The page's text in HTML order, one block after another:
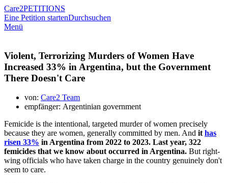
Care2PETITIONS
Eine Petition startenDurchsuchen
Menü
Violent, Terrorizing Murders of Women Have
Increased 33% in Argentina, but the Government
There Doesn't Care
von: Care2 Team
empfänger: Argentinian government
Femicide is the intentional, targeted murder of women precisely
because they are women, generally committed by men. And ithas
risen 33% in Argentina from 2022 to 2023. Last year, 322
femicides that we know about occurred in Argentina. But right-
wing officials who have taken charge in the country genuinely don't
seem to care.